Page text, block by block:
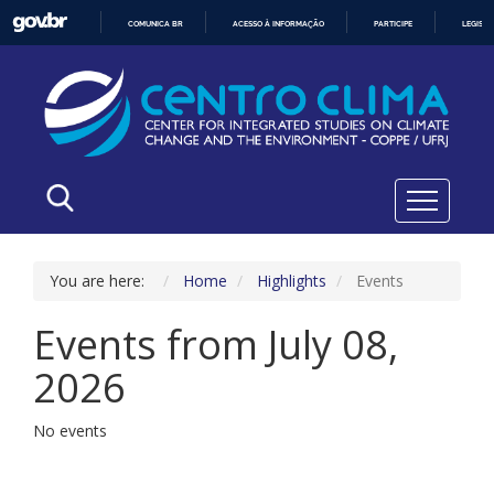
O
CONTEÚDO
COMUNICA BR ACESSO À INFORMAÇÃO PARTICIPE
You are here: Home Highlights Events
Events from July 08,
2026
No events